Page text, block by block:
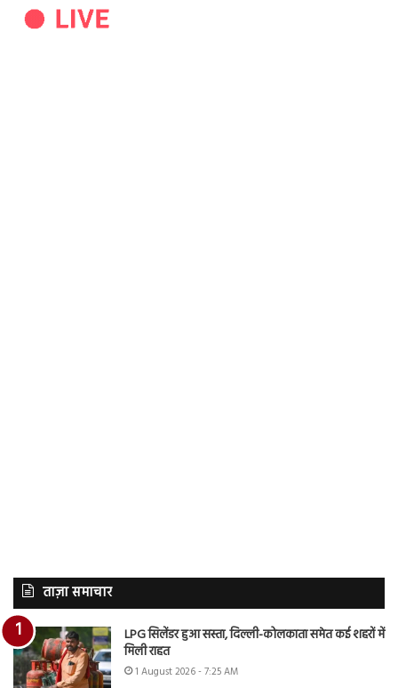
ताज़ा समाचार
LPG सिलेंडर हुआ सस्ता, दिल्ली-कोलकाता समेत कई शहरों में
मिली राहत
1 August 2026 - 7:25 AM